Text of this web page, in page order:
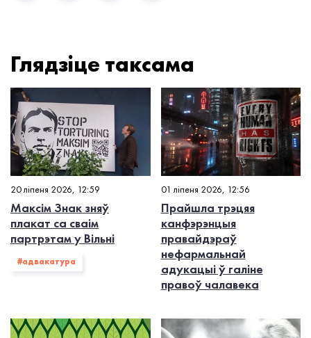
Глядзiце таксама
20 ліпеня 2026, 12:59
Максім Знак зняў
плакат са сваім
партрэтам у Вільні
#адвакатура
01 ліпеня 2026, 12:56
Прайшла трэцяя
канфэрэнцыя
правайдэраў
нефармальнай
адукацыі ў галіне
правоў чалавека